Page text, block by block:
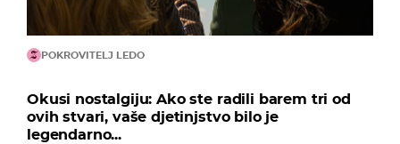
POKROVITELJ LEDO
Okusi nostalgiju: Ako ste radili barem tri od
ovih stvari, vaše djetinjstvo bilo je
legendarno...